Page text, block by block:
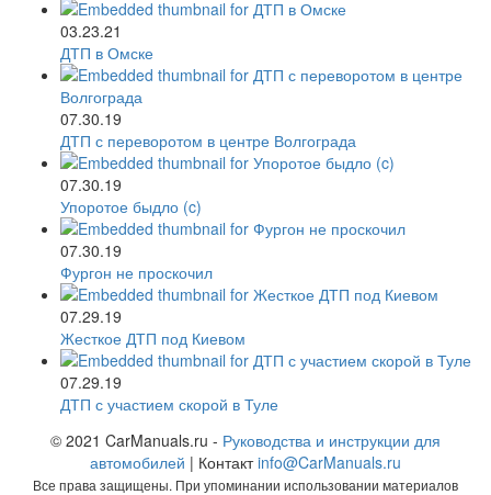
03.23.21
ДТП в Омске
07.30.19
ДТП с переворотом в центре Волгограда
07.30.19
Упоротое быдло (c)
07.30.19
Фургон не проскочил
07.29.19
Жесткое ДТП под Киевом
07.29.19
ДТП с участием скорой в Туле
© 2021 CarManuals.ru - Руководства и инструкции для
автомобилей | Контактinfo@CarManuals.ru
Все права защищены. При упоминании использовании материалов